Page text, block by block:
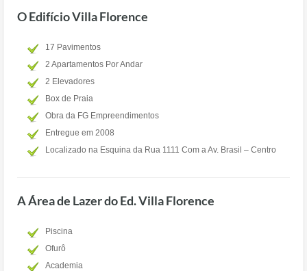
O Edifício Villa Florence
17 Pavimentos
2 Apartamentos Por Andar
2 Elevadores
Box de Praia
Obra da FG Empreendimentos
Entregue em 2008
Localizado na Esquina da Rua 1111 Com a Av. Brasil – Centro
A Área de Lazer do Ed. Villa Florence
Piscina
Ofurô
Academia